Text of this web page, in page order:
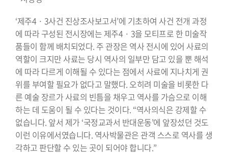
‘제주4 · 3사건 진상조사보고서’에 기초하여 사건 전개 과정
에 따라 구성된 전시장에는 제주4 · 3을 모티프로 한 미술작
품들이 함께 배치되었다. 주 관장은 역사 전시에 있어 사료의
역할이 크지만 사료는 당시 역사의 일부만 담고 있을 뿐 해석
에 따라 다르게 이해될 수 있다는 점에서 사료에 지나치게 권
위를 부여할 필요가 없다고 말했다. 오히려 미술을 비롯한 다
른 예술 장르가 사료의 빈틈을 채우고 역사를 가슴으로 이해
하는 데 도움이 될 수 있다는 것이다. “역사의식은 강제할 수
없습니다. 앞서 제가 ‘국정교과서 반대운동’에 앞장섰던 것도
이런 이유에서였습니다. 역사박물관은 관객 스스로 역사를 생
각하고 판단할 수 있는 곳이 되어야 합니다.”